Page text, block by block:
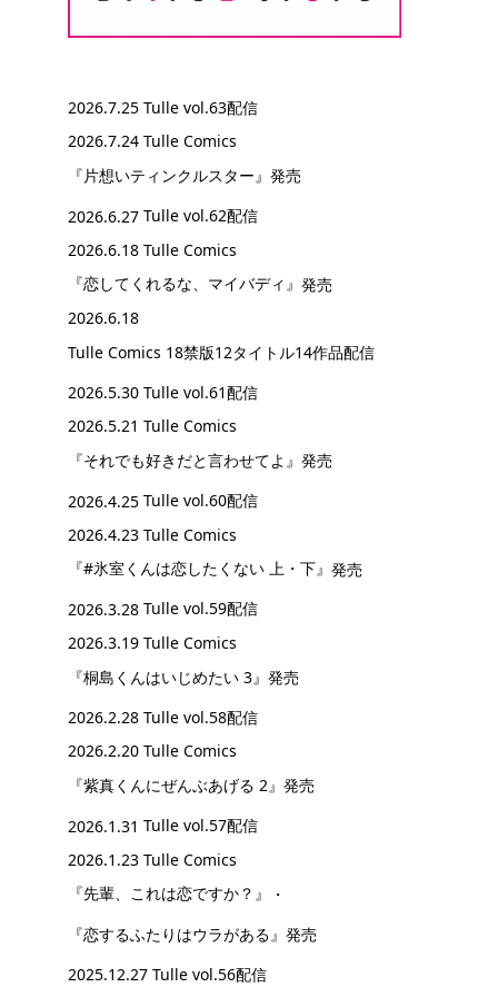
2026.7.25 Tulle vol.63配信
2026.7.24 Tulle Comics
『片想いティンクルスター』 発売
2026.6.27 Tulle vol.62配信
2026.6.18 Tulle Comics
『恋してくれるな、マイバディ』 発売
2026.6.18
Tulle Comics 18禁版12タイトル14作品配信
2026.5.30 Tulle vol.61配信
2026.5.21 Tulle Comics
『それでも好きだと言わせてよ』 発売
2026.4.25 Tulle vol.60配信
2026.4.23 Tulle Comics
『#氷室くんは恋したくない 上・下』 発売
2026.3.28 Tulle vol.59配信
2026.3.19 Tulle Comics
『桐島くんはいじめたい 3』 発売
2026.2.28 Tulle vol.58配信
2026.2.20 Tulle Comics
『紫真くんにぜんぶあげる 2』 発売
2026.1.31 Tulle vol.57配信
2026.1.23 Tulle Comics
『先輩、これは恋ですか？』
・
『恋するふたりはウラがある』 発売
2025.12.27 Tulle vol.56配信